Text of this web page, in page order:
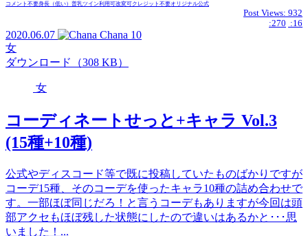
コメント不要身長（低い） 普乳ツイン利用可改変可クレジット不要オリジナル公式
Post Views: 932
:270 :16
2020.06.07 Chana 10
女
ダウンロード（308 KB）
女
コーディネートせっと+キャラ Vol.3
(15種+10種)
公式やディスコード等で既に投稿していたものばかりですが
コーデ15種、そのコーデを使ったキャラ10種の詰め合わせで
す。一部ほぼ同じだろ！と言うコーデもありますが今回は頭
部アクセもほぼ残した状態にしたので違いはあるかと･･･思
いました！...